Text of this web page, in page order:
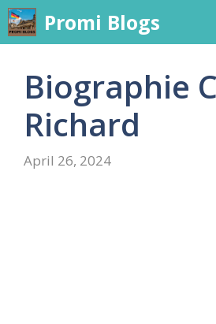
Skip
to
content
Promi Blogs
Biographie
Richard
April 26, 2024